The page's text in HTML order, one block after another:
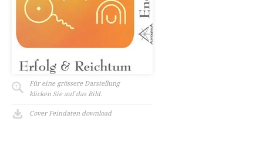
Für eine grössere Darstellung
klicken Sie auf das Bild.
Cover Feindaten download